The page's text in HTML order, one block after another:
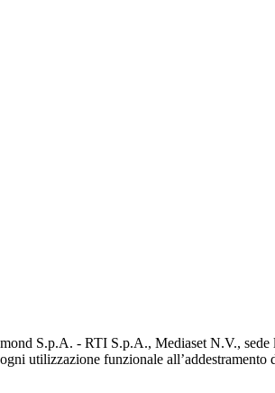
S.p.A. - RTI S.p.A., Mediaset N.V., sede
utilizzazione funzionale all’addestramento